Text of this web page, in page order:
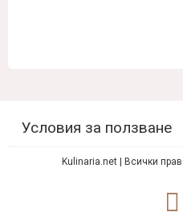
Условия за ползване
Kulinaria.net | Всички